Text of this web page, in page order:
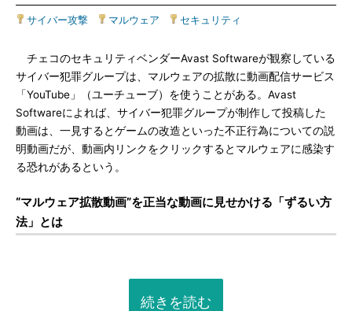
サイバー攻撃 マルウェア セキュリティ
チェコのセキュリティベンダーAvast Softwareが観察している
サイバー犯罪グループは、マルウェアの拡散に動画配信サービス
「YouTube」（ユーチューブ）を使うことがある。Avast
Softwareによれば、サイバー犯罪グループが制作して投稿した
動画は、一見するとゲームの改造といった不正行為についての説
明動画だが、動画内リンクをクリックするとマルウェアに感染す
る恐れがあるという。
“マルウェア拡散動画”を正当な動画に見せかける「ずるい方
法」とは
続きを読む